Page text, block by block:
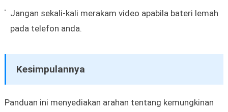
Jangan sekali-kali merakam video apabila bateri lemah
pada telefon anda.
Kesimpulannya
Panduan ini menyediakan arahan tentang kemungkinan